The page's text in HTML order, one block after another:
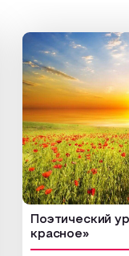
Поэтический
красное»